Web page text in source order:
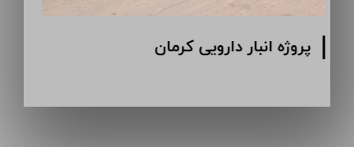
پروژه انبار دارویی کرمان